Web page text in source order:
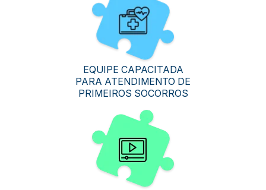
EQUIPE CAPACITADA
PARA ATENDIMENTO DE
PRIMEIROS SOCORROS